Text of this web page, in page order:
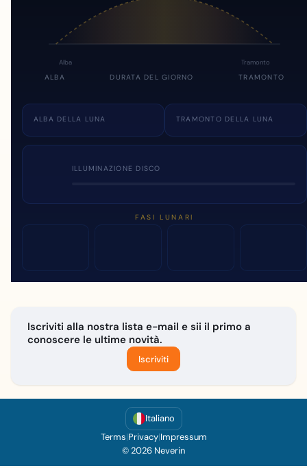
Alba Tramonto
ALBA DURATA DEL GIORNO TRAMONTO
ALBA DELLA LUNA TRAMONTO DELLA LUNA
ILLUMINAZIONE DISCO
FASI LUNARI
Iscriviti alla nostra lista e-mail e sii il primo a
conoscere le ultime novità.
Iscriviti
Italiano
Terms|Privacy|Impressum
© 2026 Neverin